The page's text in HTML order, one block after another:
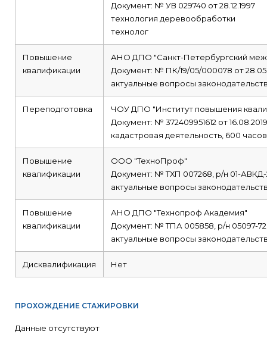
Документ: № УВ 029740 от 28.12.1997
технология деревообработки
технолог
Повышение
квалификации
АНО ДПО "Санкт-Петербургский
Документ: № ПК/19/05/000078 от
актуальные вопросы
Переподготовка
ЧОУ ДПО "Институт повышения
Документ: № 372409951612 от 16.08.2019
кадастровая деятельность, 600 часов
Повышение
квалификации
ООО "ТехноПроф"
Документ: № ТХП 007268, р/н 01-АВКД-
актуальные вопросы
Повышение
квалификации
АНО ДПО "Технопроф Академия"
Документ: № ТПА 005858, р/н 05097-
актуальные вопросы
Дисквалификация Нет
ПРОХОЖДЕНИЕ СТАЖИРОВКИ
Данные отсутствуют